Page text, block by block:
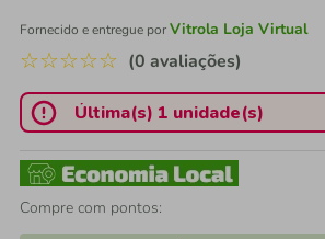
Fornecido e entregue porVitrola Loja Virtual
☆☆☆☆☆ (0 avaliações)
Última(s) 1 unidade(s)
Compre com pontos: